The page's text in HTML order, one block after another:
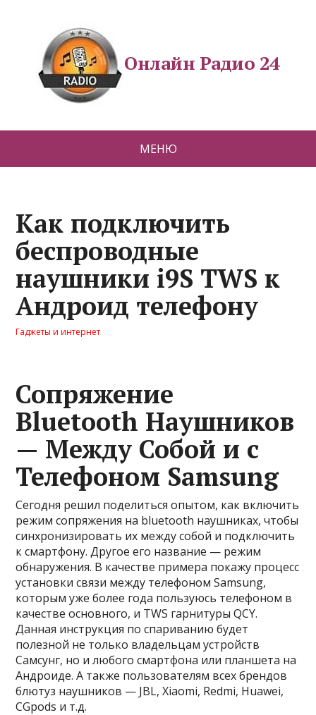
Онлайн Радио 24
МЕНЮ
Как подключить
беспроводные
наушники i9S TWS к
Андроид телефону
Гаджеты и интернет
Сопряжение
Bluetooth Наушников
— Между Собой и с
Телефоном Samsung
Сегодня решил поделиться опытом, как включить
режим сопряжения на bluetooth наушниках, чтобы
синхронизировать их между собой и подключить
к смартфону. Другое его название — режим
обнаружения. В качестве примера покажу процесс
установки связи между телефоном Samsung,
которым уже более года пользуюсь телефоном в
качестве основного, и TWS гарнитуры QCY.
Данная инструкция по спариванию будет
полезной не только владельцам устройств
Самсунг, но и любого смартфона или планшета на
Андроиде. А также пользователям всех брендов
блютуз наушников — JBL, Xiaomi, Redmi, Huawei,
CGpods и т.д.